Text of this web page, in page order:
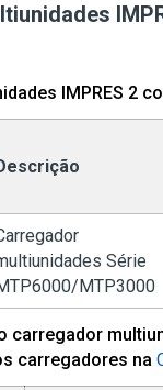
IMPRES 2
Série
MTP3000
carregador
carregadores na